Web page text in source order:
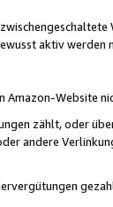
aktiv werden
Amazon-Website
zählt, oder
andere